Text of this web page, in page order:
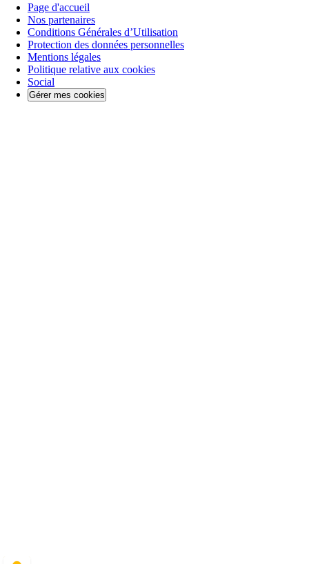
Page d'accueil
Nos partenaires
Conditions Générales d’Utilisation
Protection des données personnelles
Mentions légales
Politique relative aux cookies
Social
Gérer mes cookies